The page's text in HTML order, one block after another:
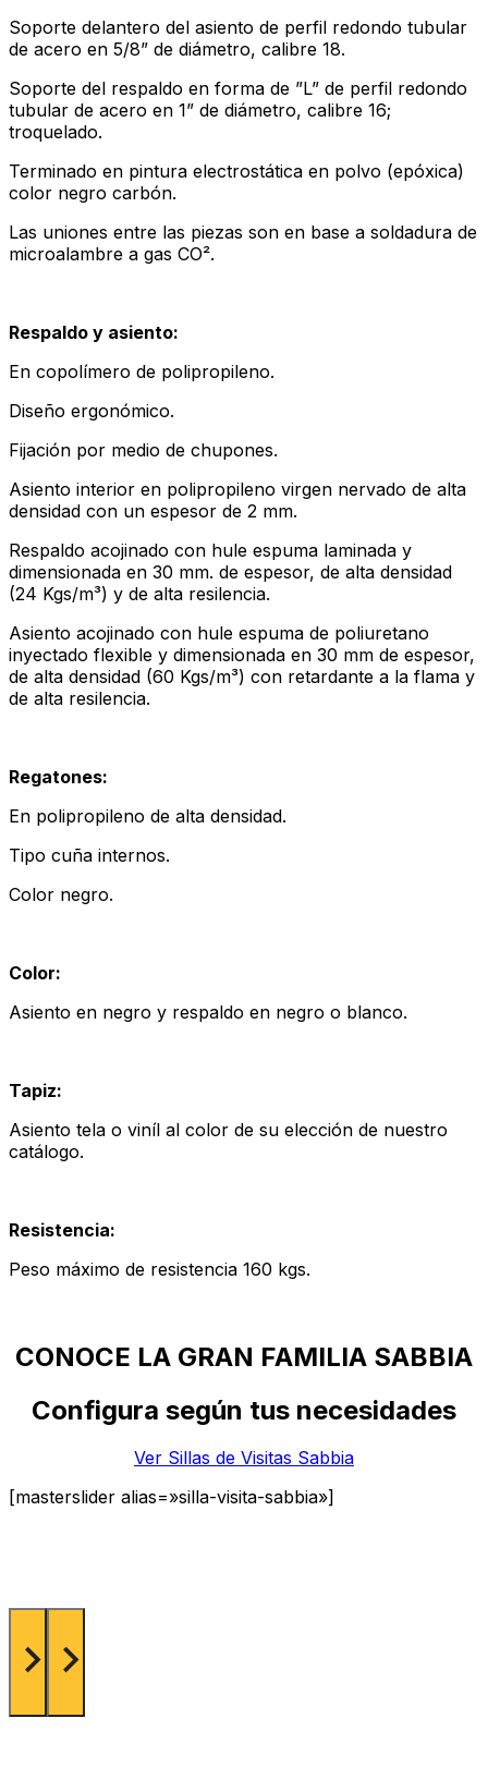
Soporte delantero del asiento de perfil redondo tubular
de acero en 5/8” de diámetro, calibre 18.
Soporte del respaldo en forma de ”L” de perfil redondo
tubular de acero en 1” de diámetro, calibre 16;
troquelado.
Terminado en pintura electrostática en polvo (epóxica)
color negro carbón.
Las uniones entre las piezas son en base a soldadura de
microalambre a gas CO².
Respaldo y asiento:
En copolímero de polipropileno.
Diseño ergonómico.
Fijación por medio de chupones.
Asiento interior en polipropileno virgen nervado de alta
densidad con un espesor de 2 mm.
Respaldo acojinado con hule espuma laminada y
dimensionada en 30 mm. de espesor, de alta densidad
(24 Kgs/m³) y de alta resilencia.
Asiento acojinado con hule espuma de poliuretano
inyectado flexible y dimensionada en 30 mm de espesor,
de alta densidad (60 Kgs/m³) con retardante a la flama y
de alta resilencia.
Regatones:
En polipropileno de alta densidad.
Tipo cuña internos.
Color negro.
Color:
Asiento en negro y respaldo en negro o blanco.
Tapiz:
Asiento tela o viníl al color de su elección de nuestro
catálogo.
Resistencia:
Peso máximo de resistencia 160 kgs.
CONOCE LA GRAN FAMILIA SABBIA
Configura según tus necesidades
Ver Sillas de Visitas Sabbia
[masterslider alias=»silla-visita-sabbia»]